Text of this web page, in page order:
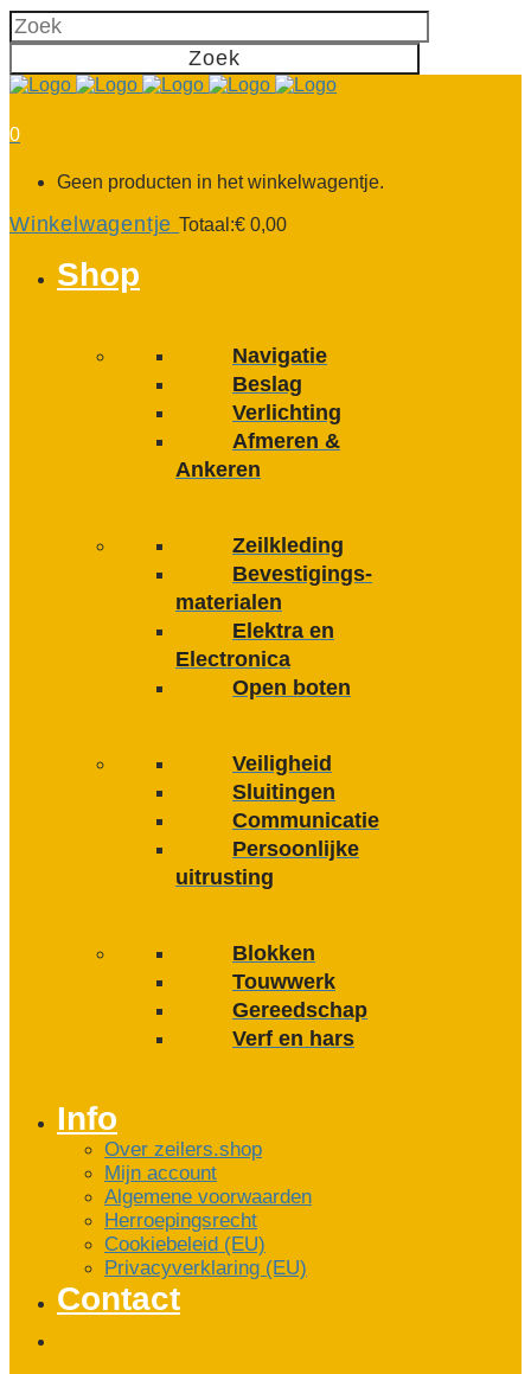
0
Geen producten in het winkelwagentje.
Winkelwagentje Totaal:€ 0,00
Shop
Navigatie
Beslag
Verlichting
Afmeren &
Ankeren
Zeilkleding
Bevestigings­­
materialen
Elektra en
Electronica
Open boten
Veiligheid
Sluitingen
Communicatie
Persoonlijke
uitrusting
Blokken
Touwwerk
Gereedschap
Verf en hars
Info
Over zeilers.shop
Mijn account
Algemene voorwaarden
Herroepingsrecht
Cookiebeleid (EU)
Privacyverklaring (EU)
Contact